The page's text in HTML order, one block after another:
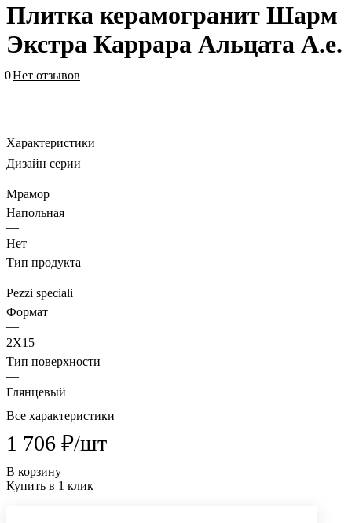
Плитка керамогранит Шарм
Экстра Каррара Альцата А.е.
0Нет отзывов
Характеристики
Дизайн серии
—
Мрамор
Напольная
—
Нет
Тип продукта
—
Pezzi speciali
Формат
—
2X15
Тип поверхности
—
Глянцевый
Все характеристики
1 706 ₽/шт
В корзину
Купить в 1 клик